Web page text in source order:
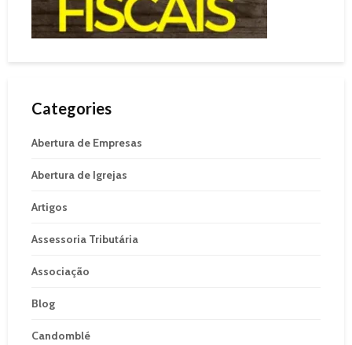
Categories
Abertura de Empresas
Abertura de Igrejas
Artigos
Assessoria Tributária
Associação
Blog
Candomblé